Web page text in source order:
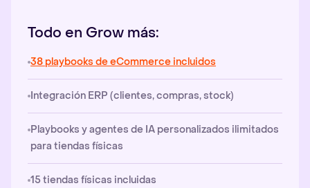
Todo en Grow más:
38 playbooks de eCommerce incluidos
Integración ERP (clientes, compras, stock)
Playbooks y agentes de IA personalizados ilimitados
para tiendas físicas
15 tiendas físicas incluidas